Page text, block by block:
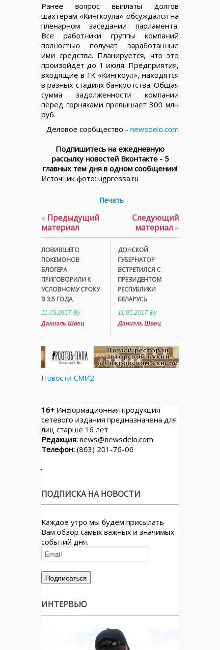
Ранее вопрос выплаты долгов
шахтерам «Кингкоула» обсуждался на
пленарном заседании парламента.
Все работники группы компаний
полностью получат заработанные
ими средства. Планируется, что это
произойдет до 1 июля. Предприятия,
входящие в ГК «Кингкоул», находятся
в разных стадиях банкротства. Общая
сумма задолженности компании
перед горняками превышает 300 млн
руб.
Деловое сообщество - newsdelo.com
Подпишитесь на ежедневную
рассылку новостей Вконтакте - 5
главных тем дня в одном сообщении!
Источник фото: ugpressa.ru
Печать
« Предыдущий
материал
ЛОВИВШЕГО
ПОКЕМОНОВ
БЛОГЕРА
ПРИГОВОРИЛИ К
УСЛОВНОМУ СРОКУ
В 3,5 ГОДА
11.05.2017 By
Даниэль Швец
Следующий
материал»
ДОНСКОЙ
ГУБЕРНАТОР
ВСТРЕТИЛСЯ С
ПРЕЗИДЕНТОМ
РЕСПУБЛИКИ
БЕЛАРУСЬ
11.05.2017 By
Даниэль Швец
Новости СМИ2
16+ Информационная продукция
сетевого издания предназначена для
лиц старше 16 лет
Редакция: news@newsdelo.com
Телефон: (863) 201-76-06
ПОДПИСКА НА НОВОСТИ
Каждое утро мы будем присылать
Вам обзор самых важных и значимых
событий дня.
ИНТЕРВЬЮ